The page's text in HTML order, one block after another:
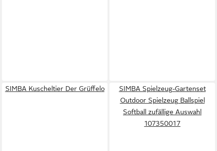
SIMBA Kuscheltier Der Grüffelo
SIMBA Spielzeug-Gartenset
Outdoor Spielzeug Ballspiel
Softball zufällige Auswahl
107350017